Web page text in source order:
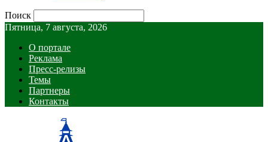
Поиск
Пятница, 7 августа, 2026
О портале
Реклама
Пресс-релизы
Темы
Партнеры
Контакты